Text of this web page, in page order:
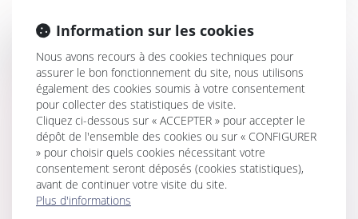
Historique
Quelles solutions pour les propriétaires face à des
locataires indélicats ?
Trouble anormal de voisinage : le nouveau propriétaire
est responsable des désordres même antérieurs
Irrégularité du congé pour reprise délivré par le nu-
propriétaire au profit de sa belle-fille
J’ai acheté un bien occupé que j’aimerais récupérer à la
Information sur les cookies
Nous avons recours à des cookies techniques pour
assurer le bon fonctionnement du site, nous utilisons
également des cookies soumis à votre consentement
pour collecter des statistiques de visite.
Cliquez ci-dessous sur « ACCEPTER » pour accepter le
dépôt de l'ensemble des cookies ou sur « CONFIGURER
» pour choisir quels cookies nécessitant votre
consentement seront déposés (cookies statistiques),
avant de continuer votre visite du site.
Plus d'informations